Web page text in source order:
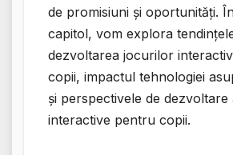
de promisiuni și oportunități.
capitol, vom explora
dezvoltarea jocurilor
copii, impactul tehnologiei
și perspectivele de
interactive pentru copii.